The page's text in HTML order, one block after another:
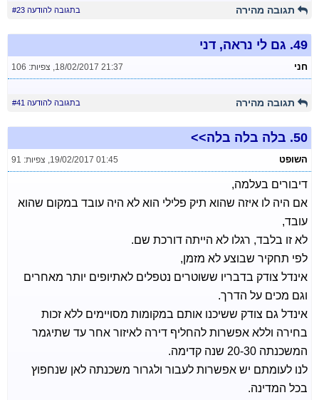
תגובה מהירה בתגובה להודעה #23
49. גם לי נראה, דני
חני 18/02/2017 21:37
, צפיות: 106
תגובה מהירה בתגובה להודעה #41
50. בלה בלה בלה>>
השופט 19/02/2017 01:45
, צפיות: 91
דיבורים בעלמה,
אם היה לו איזה שהוא תיק פלילי הוא לא היה עובד במקום שהוא
עובד,
לא זו בלבד, רגלו לא הייתה דורכת שם.
לפי תחקיר שבוצע לא מזמן,
אינדל צודק בדבריו ששוטרים נטפלים לאתיופים יותר מאחרים
וגם מכים על הדרך.
אינדל גם צודק ששיכנו אותם במקומות מסויימים ללא זכות
בחירה וללא אפשרות להחליף דירה לאיזור אחר עד שתיגמר
המשכנתה 20-30 שנה קדימה.
לנו לעומתם יש אפשרות לעבור ולגרור משכנתה לאן שנחפוץ
בכל המדינה.